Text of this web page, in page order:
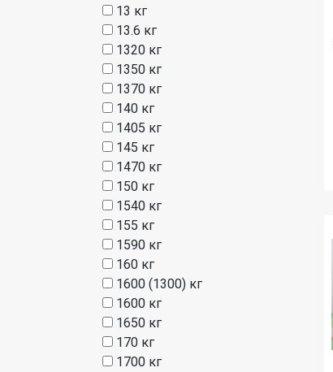
13 кг
13.6 кг
1320 кг
1350 кг
1370 кг
140 кг
1405 кг
145 кг
1470 кг
150 кг
1540 кг
155 кг
1590 кг
160 кг
1600 (1300) кг
1600 кг
1650 кг
170 кг
1700 кг